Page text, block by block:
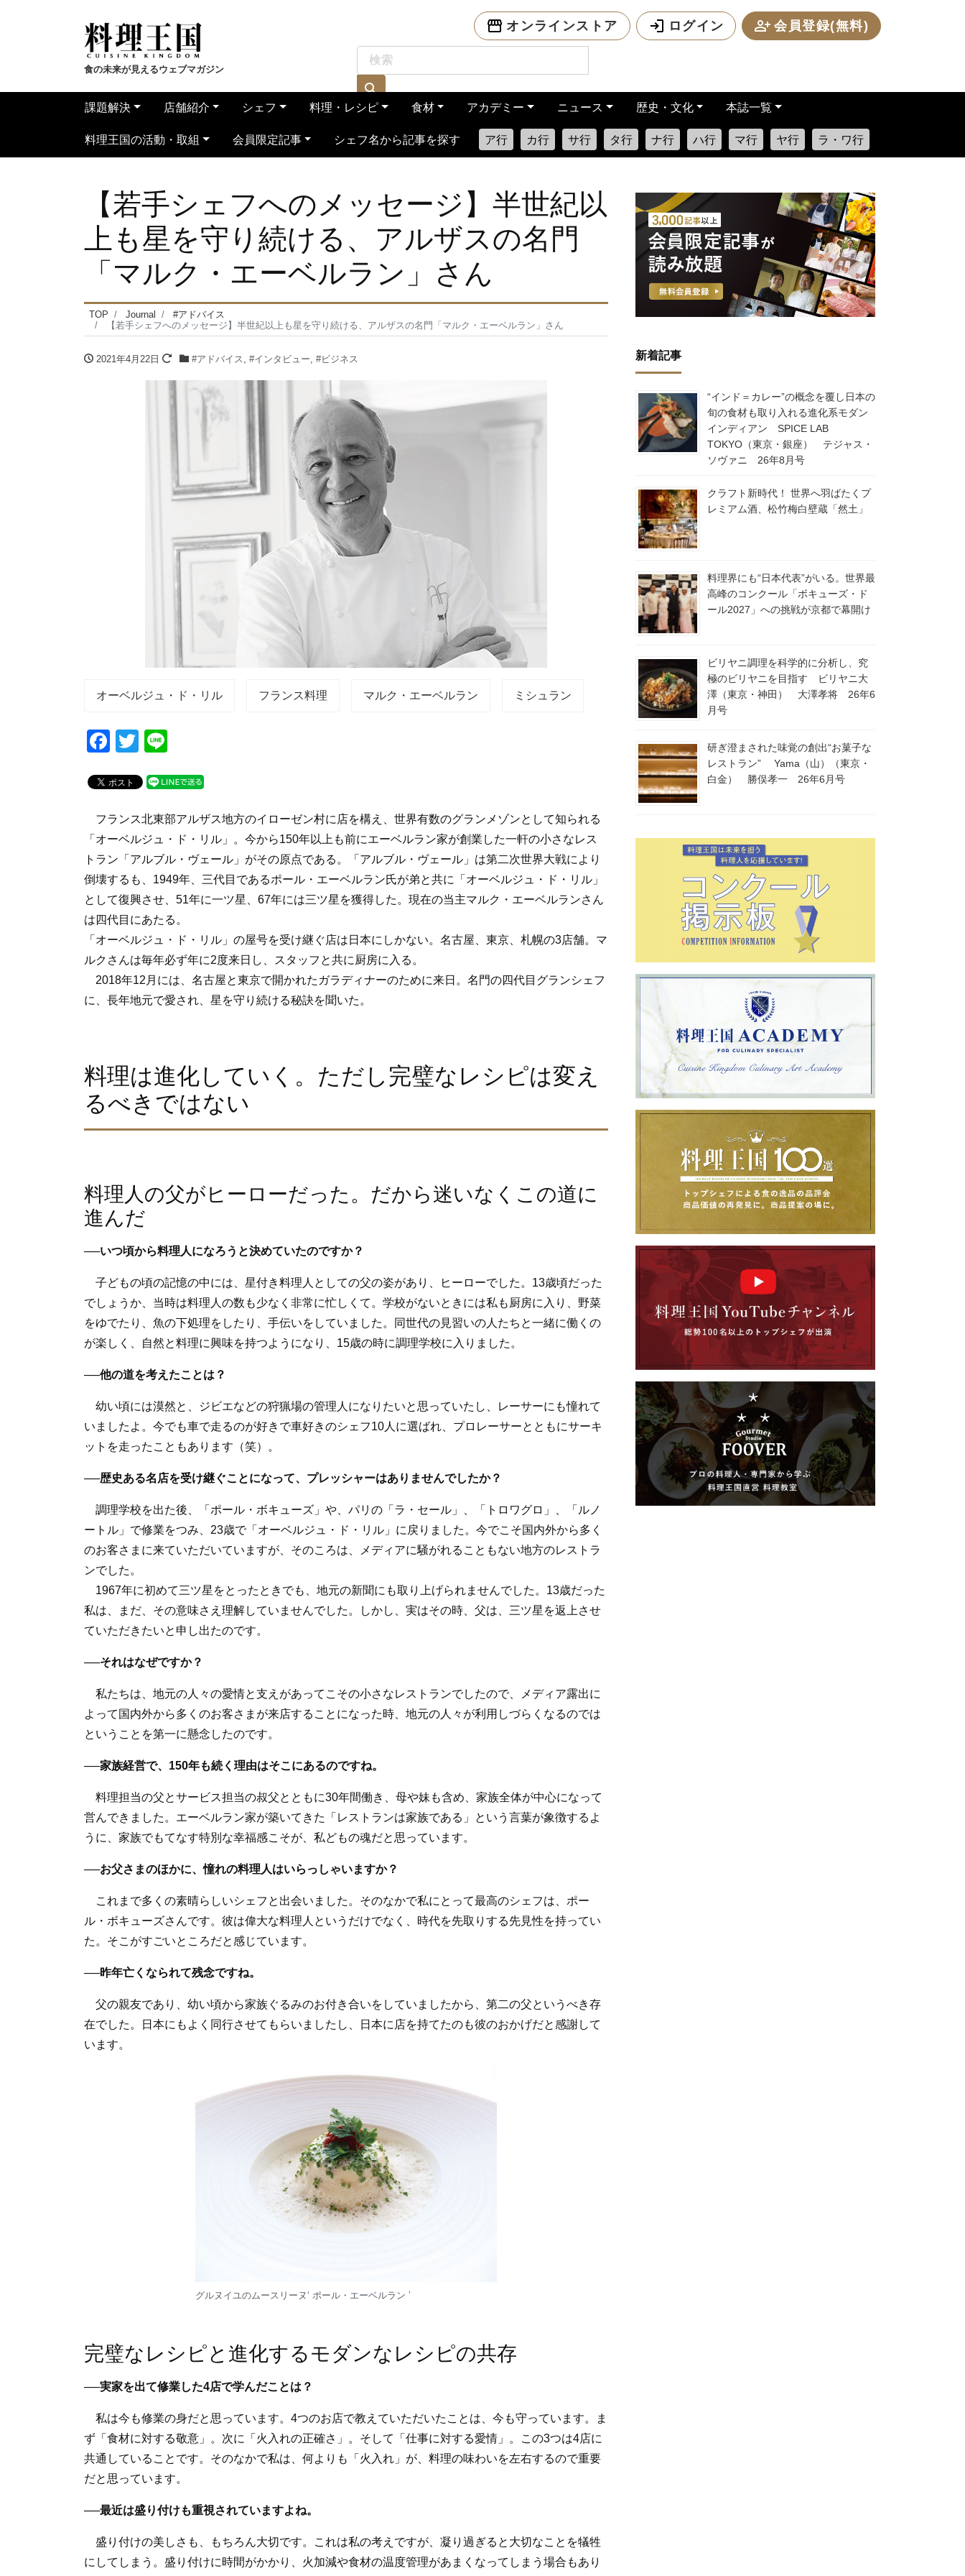
食の未来が見えるウェブマガジン
オンラインストア ログイン 会員登録(無料)
課題解決 店舗紹介 シェフ 料理・レシピ 食材 アカデミー ニュース 歴史・文化 本誌一覧
料理王国の活動・取組 会員限定記事 シェフ名から記事を探す ア行 カ行 サ行 タ行 ナ行 ハ行 マ行 ヤ行 ラ・ワ行
【若手シェフへのメッセージ】半世紀以
上も星を守り続ける、アルザスの名門
「マルク・エーベルラン」さん
TOP Journal
#アドバイス
【若手シェフへのメッセージ】半世紀以上も星を守り続ける、アルザスの名門「マルク・エーベルラン」さん
2021年4月22日 #アドバイス, #インタビュー, #ビジネス
オーベルジュ・ド・リル フランス料理 マルク・エーベルラン ミシュラン
F
c
e
b
o
o
k
T
tt
er
e
フランス北東部アルザス地方のイローゼン村に店を構え、世界有数のグランメゾンとして知られる
「オーベルジュ・ド・リル」。今から150年以上も前にエーベルラン家が創業した一軒の小さなレス
トラン「アルブル・ヴェール」がその原点である。「アルブル・ヴェール」は第二次世界大戦により
倒壊するも、1949年、三代目であるポール・エーベルラン氏が弟と共に「オーベルジュ・ド・リル」
として復興させ、51年に一ツ星、67年には三ツ星を獲得した。現在の当主マルク・エーベルランさん
は四代目にあたる。
「オーベルジュ・ド・リル」の屋号を受け継ぐ店は日本にしかない。名古屋、東京、札幌の3店舗。マ
ルクさんは毎年必ず年に2度来日し、スタッフと共に厨房に入る。
2018年12月には、名古屋と東京で開かれたガラディナーのために来日。名門の四代目グランシェフ
に、長年地元で愛され、星を守り続ける秘訣を聞いた。
料理は進化していく。ただし完璧なレシピは変え
るべきではない
料理人の父がヒーローだった。だから迷いなくこの道に
進んだ
──いつ頃から料理人になろうと決めていたのですか？
子どもの頃の記憶の中には、星付き料理人としての父の姿があり、ヒーローでした。13歳頃だった
でしょうか、当時は料理人の数も少なく非常に忙しくて。学校がないときには私も厨房に入り、野菜
をゆでたり、魚の下処理をしたり、手伝いをしていました。同世代の見習いの人たちと一緒に働くの
が楽しく、自然と料理に興味を持つようになり、15歳の時に調理学校に入りました。
──他の道を考えたことは？
幼い頃には漠然と、ジビエなどの狩猟場の管理人になりたいと思っていたし、レーサーにも憧れて
いましたよ。今でも車で走るのが好きで車好きのシェフ10人に選ばれ、プロレーサーとともにサーキ
ットを走ったこともあります（笑）。
──歴史ある名店を受け継ぐことになって、プレッシャーはありませんでしたか？
調理学校を出た後、「ポール・ボキューズ」や、パリの「ラ・セール」、「トロワグロ」、「ルノ
ートル」で修業をつみ、23歳で「オーベルジュ・ド・リル」に戻りました。今でこそ国内外から多く
のお客さまに来ていただいていますが、そのころは、メディアに騒がれることもない地方のレストラ
ンでした。
1967年に初めて三ツ星をとったときでも、地元の新聞にも取り上げられませんでした。13歳だった
私は、まだ、その意味さえ理解していませんでした。しかし、実はその時、父は、三ツ星を返上させ
ていただきたいと申し出たのです。
──それはなぜですか？
私たちは、地元の人々の愛情と支えがあってこその小さなレストランでしたので、メディア露出に
よって国内外から多くのお客さまが来店することになった時、地元の人々が利用しづらくなるのでは
ということを第一に懸念したのです。
──家族経営で、150年も続く理由はそこにあるのですね。
料理担当の父とサービス担当の叔父とともに30年間働き、母や妹も含め、家族全体が中心になって
営んできました。エーベルラン家が築いてきた「レストランは家族である」という言葉が象徴するよ
うに、家族でもてなす特別な幸福感こそが、私どもの魂だと思っています。
──お父さまのほかに、憧れの料理人はいらっしゃいますか？
これまで多くの素晴らしいシェフと出会いました。そのなかで私にとって最高のシェフは、ポー
ル・ボキューズさんです。彼は偉大な料理人というだけでなく、時代を先取りする先見性を持ってい
た。そこがすごいところだと感じています。
──昨年亡くなられて残念ですね。
父の親友であり、幼い頃から家族ぐるみのお付き合いをしていましたから、第二の父というべき存
在でした。日本にもよく同行させてもらいましたし、日本に店を持てたのも彼のおかげだと感謝して
います。
グルヌイユのムースリーヌʻ ポール・エーベルラン ʼ
完璧なレシピと進化するモダンなレシピの共存
──実家を出て修業した4店で学んだことは？
私は今も修業の身だと思っています。4つのお店で教えていただいたことは、今も守っています。ま
ず「食材に対する敬意」。次に「火入れの正確さ」。そして「仕事に対する愛情」。この3つは4店に
共通していることです。そのなかで私は、何よりも「火入れ」が、料理の味わいを左右するので重要
だと思っています。
──最近は盛り付けも重視されていますよね。
盛り付けの美しさも、もちろん大切です。これは私の考えですが、凝り過ぎると大切なことを犠牲
にしてしまう。盛り付けに時間がかかり、火加減や食材の温度管理があまくなってしまう場合もあり
新着記事
“インド＝カレー”の概念を覆し日本の
旬の食材も取り入れる進化系モダン
インディアン SPICE LAB
TOKYO（東京・銀座） テジャス・
ソヴァニ 26年8月号
クラフト新時代！ 世界へ羽ばたくプ
レミアム酒、松竹梅白壁蔵「然土」
料理界にも“日本代表”がいる。世界最
高峰のコンクール「ボキューズ・ド
ール2027」への挑戦が京都で幕開け
ビリヤニ調理を科学的に分析し、究
極のビリヤニを目指す ビリヤニ大
澤（東京・神田） 大澤孝将 26年6
月号
研ぎ澄まされた味覚の創出“お菓子な
レストラン” Yama（山）（東京・
白金） 勝俣孝一 26年6月号